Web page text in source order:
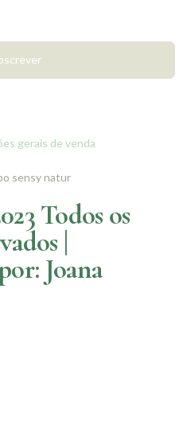
gerais de venda
Todos os
|
Joana